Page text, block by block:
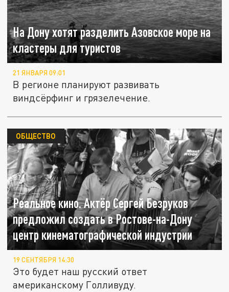
На Дону хотят разделить Азовское море на
кластеры для туристов
21 ЯНВАРЯ 09:01
В регионе планируют развивать
виндсёрфинг и грязелечение.
Реальное кино. Актёр Сергей Безруков
предложил создать в Ростове-на-Дону
центр кинематографической индустрии
ОБЩЕСТВО
19 СЕНТЯБРЯ 14:30
Это будет наш русский ответ
американскому Голливуду.